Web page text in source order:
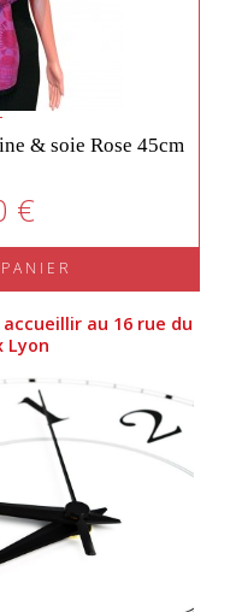
& soie Rose 45cm
€
au 16 rue du
Lyon